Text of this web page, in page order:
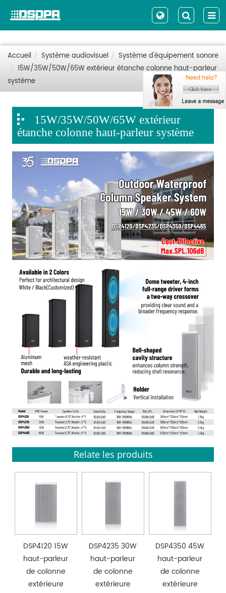
Accueil Système audiovisuel
Système d'équipement sonore
15W/35W/50W/65W extérieur étanche colonne haut-parleur
système
15W/35W/50W/65W extérieur
étanche colonne haut-parleur système
Relate les produits
DSP4120 15W
haut-parleur
de colonne
extérieure
DSP4235 30W
haut-parleur
de colonne
extérieure
DSP4350 45W
haut-parleur
de colonne
extérieure